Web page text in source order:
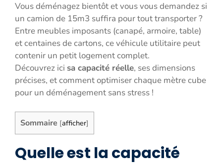
Vous déménagez bientôt et vous vous demandez si
un camion de 15m3 suffira pour tout transporter ?
Entre meubles imposants (canapé, armoire, table)
et centaines de cartons, ce véhicule utilitaire peut
contenir un petit logement complet.
Découvrez ici sa capacité réelle, ses dimensions
précises, et comment optimiser chaque mètre cube
pour un déménagement sans stress !
Sommaire [afficher]
Quelle est la capacité